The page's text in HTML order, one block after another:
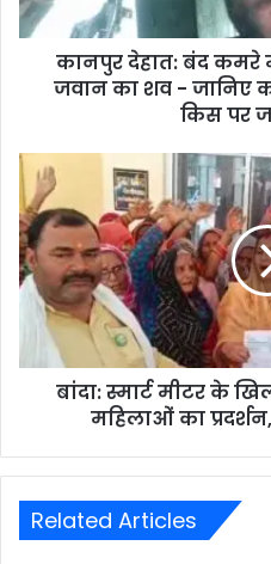
कानपुर देहात: बंद कमरे
जवान का शव - जानिए
किस पर
बांदा: स्मार्ट मीटर के
महिलाओं का
Related Articles